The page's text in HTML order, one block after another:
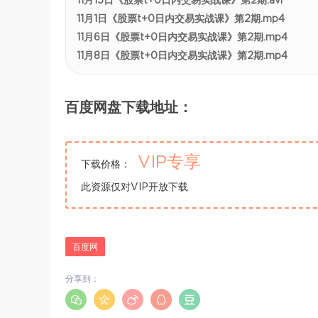
11月1日《股票t+0日内交易实战课》第2期.mp4
11月6日《股票t+0日内交易实战课》第2期.mp4
11月8日《股票t+0日内交易实战课》第2期.mp4
百度网盘下载地址：
下载价格： VIP专享
此资源仅对VIP开放下载
百度网
分享到：